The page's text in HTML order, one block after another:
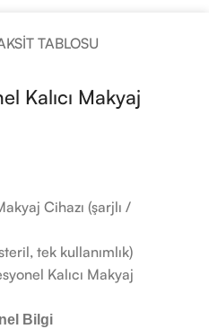
TABLOSU
Kalıcı Makyaj
Cihazı (şarjlı /
tek kullanımlık)
Kalıcı Makyaj
Bilgi